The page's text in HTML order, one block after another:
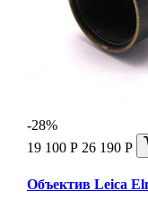
-28%
19 100 Р 26 190 Р
Объектив Leica